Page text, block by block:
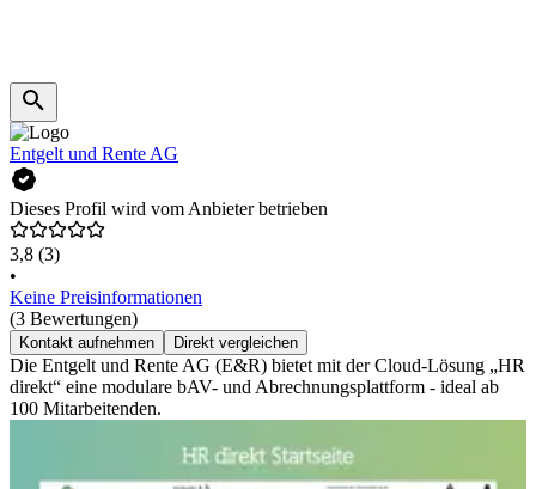
Entgelt und Rente AG
Dieses Profil wird vom Anbieter betrieben
3,8 (3)
•
Keine Preisinformationen
(3 Bewertungen)
Kontakt aufnehmen Direkt vergleichen
Die Entgelt und Rente AG (E&R) bietet mit der Cloud-Lösung „HR
direkt“ eine modulare bAV- und Abrechnungsplattform - ideal ab
100 Mitarbeitenden.